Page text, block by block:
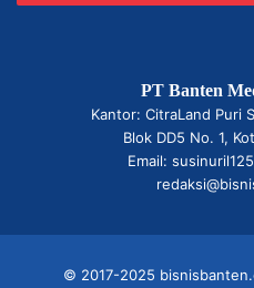
PT Banten
Kantor: CitraLand Puri
Blok DD5 No. 1,
Email:
© 2017-2025